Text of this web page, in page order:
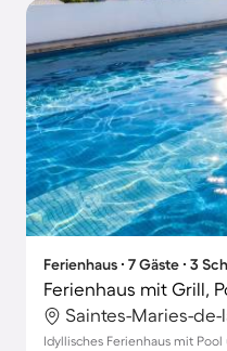
Ferienhaus ∙ 7 Gäste ∙ 3
Ferienhaus mit Grill,
Idyllisches Ferienhaus mit